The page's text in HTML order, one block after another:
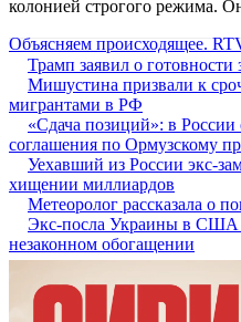
колонией строгого режима.
Объясняем происходящее.
Трамп заявил о
Мишустина призвали к
мигрантами в РФ
«Сдача позиций»: в
соглашения по Ормузскому
Уехавший из России экс-
хищении миллиардов
Метеоролог рассказала о
Экс-посла Украины в
незаконном обогащении